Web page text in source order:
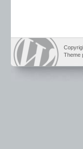
Theme